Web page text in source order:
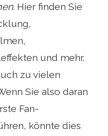
. Hier finden Sie
und mehr.
zu vielen
Sie also daran
Fan-
könnte dies